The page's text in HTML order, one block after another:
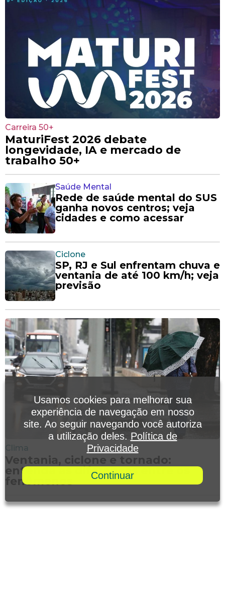
Carreira 50+
MaturiFest 2026 debate
longevidade, IA e mercado de
trabalho 50+
Saúde Mental
Rede de saúde mental do SUS
ganha novos centros; veja
cidades e como acessar
Ciclone
SP, RJ e Sul enfrentam chuva e
ventania de até 100 km/h; veja
previsão
Clima
Ventania, ciclone e tornado:
entenda as diferenças entre os
fenômenos
Usamos cookies para melhorar sua
experiência de navegação em nosso
site. Ao seguir navegando você autoriza
a utilização deles. Política de
Privacidade
Continuar